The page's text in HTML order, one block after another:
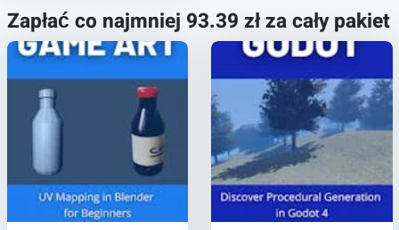
Zapłać co najmniej 93.39 zł za cały pakiet